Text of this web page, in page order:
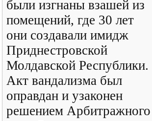
были изгнаны взашей из
помещений, где 30 лет
они создавали имидж
Приднестровской
Молдавской Республики.
Акт вандализма был
оправдан и узаконен
решением Арбитражного